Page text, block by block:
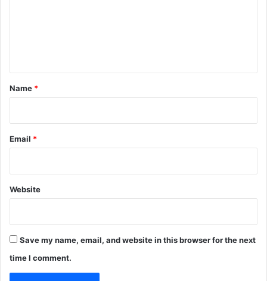
*
Name *
Email *
Website
Save my name, email, and website in this browser for the next
time I comment.